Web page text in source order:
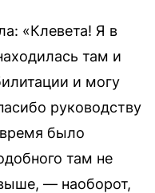
«Клевета! Я в
там и
и могу
руководству
было
там не
— наоборот,